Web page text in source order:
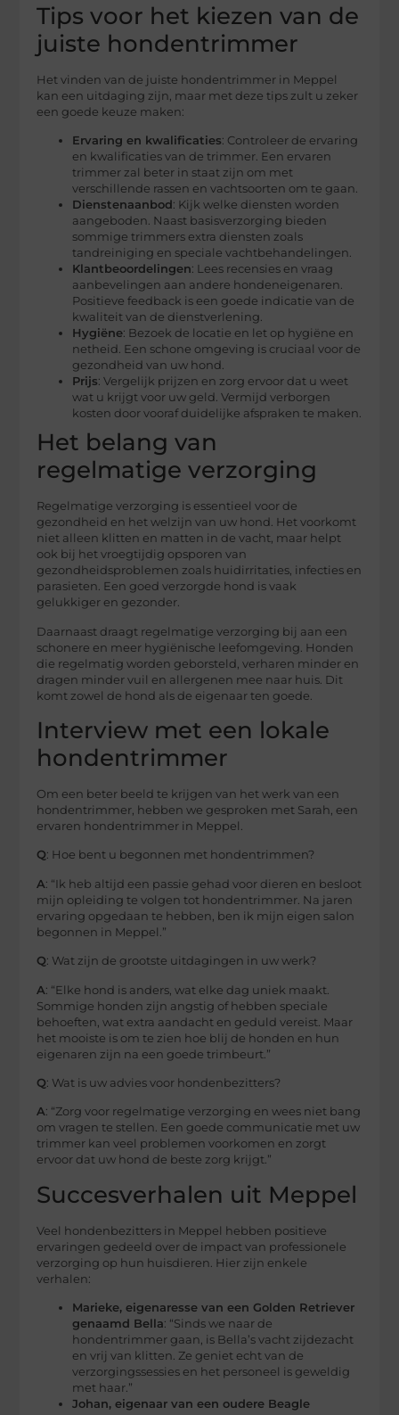
Tips voor het kiezen van de
juiste hondentrimmer
Het vinden van de juiste hondentrimmer in Meppel
kan een uitdaging zijn, maar met deze tips zult u zeker
een goede keuze maken:
Ervaring en kwalificaties: Controleer de ervaring
en kwalificaties van de trimmer. Een ervaren
trimmer zal beter in staat zijn om met
verschillende rassen en vachtsoorten om te gaan.
Dienstenaanbod : Kijk welke diensten worden
aangeboden. Naast basisverzorging bieden
sommige trimmers extra diensten zoals
tandreiniging en speciale vachtbehandelingen.
Klantbeoordelingen: Lees recensies en vraag
aanbevelingen aan andere hondeneigenaren.
Positieve feedback is een goede indicatie van de
kwaliteit van de dienstverlening.
Hygiëne: Bezoek de locatie en let op hygiëne en
netheid. Een schone omgeving is cruciaal voor de
gezondheid van uw hond.
Prijs: Vergelijk prijzen en zorg ervoor dat u weet
wat u krijgt voor uw geld. Vermijd verborgen
kosten door vooraf duidelijke afspraken te maken.
Het belang van
regelmatige verzorging
Regelmatige verzorging is essentieel voor de
gezondheid en het welzijn van uw hond. Het voorkomt
niet alleen klitten en matten in de vacht, maar helpt
ook bij het vroegtijdig opsporen van
gezondheidsproblemen zoals huidirritaties, infecties en
parasieten. Een goed verzorgde hond is vaak
gelukkiger en gezonder.
Daarnaast draagt regelmatige verzorging bij aan een
schonere en meer hygiënische leefomgeving. Honden
die regelmatig worden geborsteld, verharen minder en
dragen minder vuil en allergenen mee naar huis. Dit
komt zowel de hond als de eigenaar ten goede.
Interview met een lokale
hondentrimmer
Om een beter beeld te krijgen van het werk van een
hondentrimmer, hebben we gesproken met Sarah, een
ervaren hondentrimmer in Meppel.
Q: Hoe bent u begonnen met hondentrimmen?
A: “Ik heb altijd een passie gehad voor dieren en besloot
mijn opleiding te volgen tot hondentrimmer. Na jaren
ervaring opgedaan te hebben, ben ik mijn eigen salon
begonnen in Meppel.”
Q: Wat zijn de grootste uitdagingen in uw werk?
A: “Elke hond is anders, wat elke dag uniek maakt.
Sommige honden zijn angstig of hebben speciale
behoeften, wat extra aandacht en geduld vereist. Maar
het mooiste is om te zien hoe blij de honden en hun
eigenaren zijn na een goede trimbeurt.”
Q: Wat is uw advies voor hondenbezitters?
A: “Zorg voor regelmatige verzorging en wees niet bang
om vragen te stellen. Een goede communicatie met uw
trimmer kan veel problemen voorkomen en zorgt
ervoor dat uw hond de beste zorg krijgt.”
Succesverhalen uit Meppel
Veel hondenbezitters in Meppel hebben positieve
ervaringen gedeeld over de impact van professionele
verzorging op hun huisdieren. Hier zijn enkele
verhalen:
Marieke, eigenaresse van een Golden Retriever
genaamd Bella: “Sinds we naar de
hondentrimmer gaan, is Bella’s vacht zijdezacht
en vrij van klitten. Ze geniet echt van de
verzorgingssessies en het personeel is geweldig
met haar.”
Johan, eigenaar van een oudere Beagle